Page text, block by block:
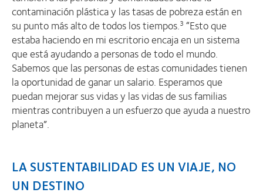
contaminación plástica y las tasas de pobreza están en
su punto más alto de todos los tiempos.3 “Esto que
estaba haciendo en mi escritorio encaja en un sistema
que está ayudando a personas de todo el mundo.
Sabemos que las personas de estas comunidades tienen
la oportunidad de ganar un salario. Esperamos que
puedan mejorar sus vidas y las vidas de sus familias
mientras contribuyen a un esfuerzo que ayuda a nuestro
planeta”.
LA SUSTENTABILIDAD ES UN VIAJE, NO
UN DESTINO